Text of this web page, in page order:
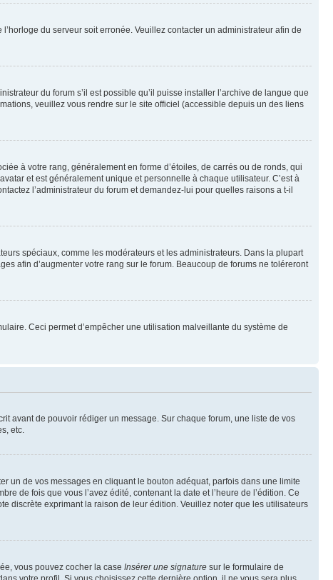
du serveur soit erronée. Veuillez contacter un administrateur afin de
du forum s’il est possible qu’il puisse installer l’archive de langue que
veuillez vous rendre sur le site officiel (accessible depuis un des liens
à votre rang, généralement en forme d’étoiles, de carrés ou de ronds, qui
et est généralement unique et personnelle à chaque utilisateur. C’est à
l’administrateur du forum et demandez-lui pour quelles raisons a t-il
spéciaux, comme les modérateurs et les administrateurs. Dans la plupart
afin d’augmenter votre rang sur le forum. Beaucoup de forums ne toléreront
Ceci permet d’empêcher une utilisation malveillante du système de
avant de pouvoir rédiger un message. Sur chaque forum, une liste de vos
etc.
un de vos messages en cliquant le bouton adéquat, parfois dans une limite
de fois que vous l’avez édité, contenant la date et l’heure de l’édition. Ce
discrète exprimant la raison de leur édition. Veuillez noter que les utilisateurs
vous pouvez cocher la case Insérer une signature sur le formulaire de